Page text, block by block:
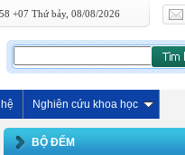
+07 Thứ bảy, 08/08/2026
Nghiên cứu khoa học
BỘ ĐẾM